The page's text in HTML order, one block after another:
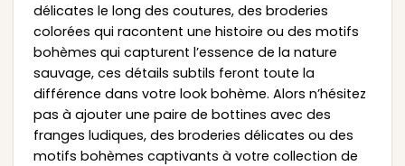
délicates le long des coutures, des broderies
colorées qui racontent une histoire ou des motifs
bohèmes qui capturent l’essence de la nature
sauvage, ces détails subtils feront toute la
différence dans votre look bohème. Alors n’hésitez
pas à ajouter une paire de bottines avec des
franges ludiques, des broderies délicates ou des
motifs bohèmes captivants à votre collection de